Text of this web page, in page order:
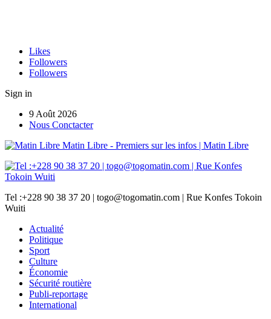
Likes
Followers
Followers
Sign in
9 Août 2026
Nous Conctacter
Matin Libre - Premiers sur les infos | Matin Libre
Tel :+228 90 38 37 20 | togo@togomatin.com | Rue Konfes Tokoin
Wuiti
Actualité
Politique
Sport
Culture
Économie
Sécurité routière
Publi-reportage
International